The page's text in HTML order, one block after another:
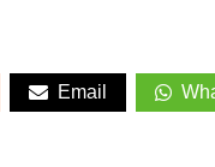
Email